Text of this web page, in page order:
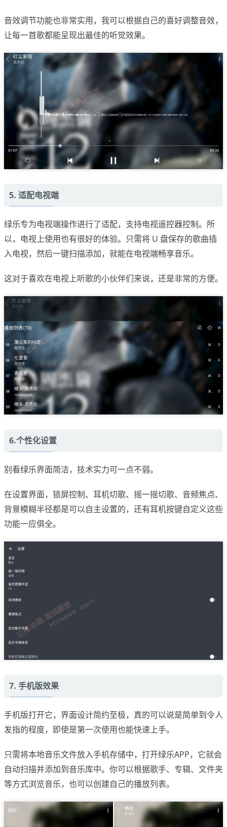
音效调节功能也非常实用，我可以根据自己的喜好调整音效，
让每一首歌都能呈现出最佳的听觉效果。
5. 适配电视端
绿乐专为电视端操作进行了适配，支持电视遥控器控制。所
以，电视上使用也有很好的体验。只需将 U 盘保存的歌曲插
入电视，然后一键扫描添加，就能在电视端畅享音乐。
这对于喜欢在电视上听歌的小伙伴们来说，还是非常的方便。
6.个性化设置
别看绿乐界面简洁，技术实力可一点不弱。
在设置界面，锁屏控制、耳机切歌、摇一摇切歌、音频焦点、
背景模糊半径都是可以自主设置的，还有耳机按键自定义这些
功能一应俱全。
7. 手机版效果
手机版打开它，界面设计简约至极，真的可以说是简单到令人
发指的程度，即使是第一次使用也能快速上手。
只需将本地音乐文件放入手机存储中，打开绿乐APP，它就会
自动扫描并添加到音乐库中。你可以根据歌手、专辑、文件夹
等方式浏览音乐，也可以创建自己的播放列表。